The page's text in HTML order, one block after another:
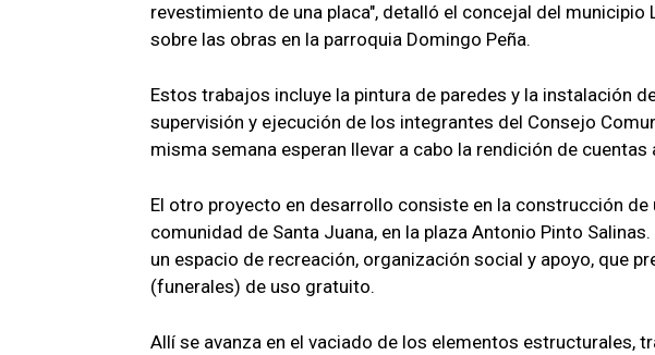
revestimiento de una placa", detalló el concejal del municipio
sobre las obras en la parroquia Domingo Peña.
Estos trabajos incluye la pintura de paredes y la instalación
supervisión y ejecución de los integrantes del Consejo
misma semana esperan llevar a cabo la rendición de cuentas
El otro proyecto en desarrollo consiste en la construcción
comunidad de Santa Juana, en la plaza Antonio Pinto
un espacio de recreación, organización social y apoyo, que
(funerales) de uso gratuito.
Allí se avanza en el vaciado de los elementos estructurales,